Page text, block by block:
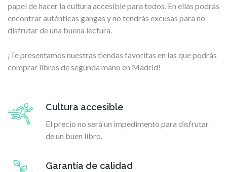
papel de hacer la cultura accesible para todos. En ellas podrás
encontrar auténticas gangas y no tendrás excusas para no
disfrutar de una buena lectura.
¡Te presentamos nuestras tiendas favoritas en las que podrás
comprar libros de segunda mano en Madrid!
Cultura accesible
El precio no será un impedimento para disfrutar
de un buen libro.
Garantía de calidad